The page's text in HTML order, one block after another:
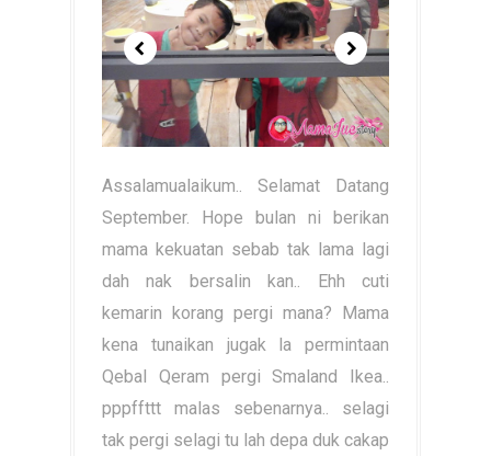
Assalamualaikum.. Selamat Datang
September. Hope bulan ni berikan
mama kekuatan sebab tak lama lagi
dah nak bersalin kan.. Ehh cuti
kemarin korang pergi mana? Mama
kena tunaikan jugak la permintaan
Qebal Qeram pergi Smaland Ikea..
pppffttt malas sebenarnya.. selagi
tak pergi selagi tu lah depa duk cakap